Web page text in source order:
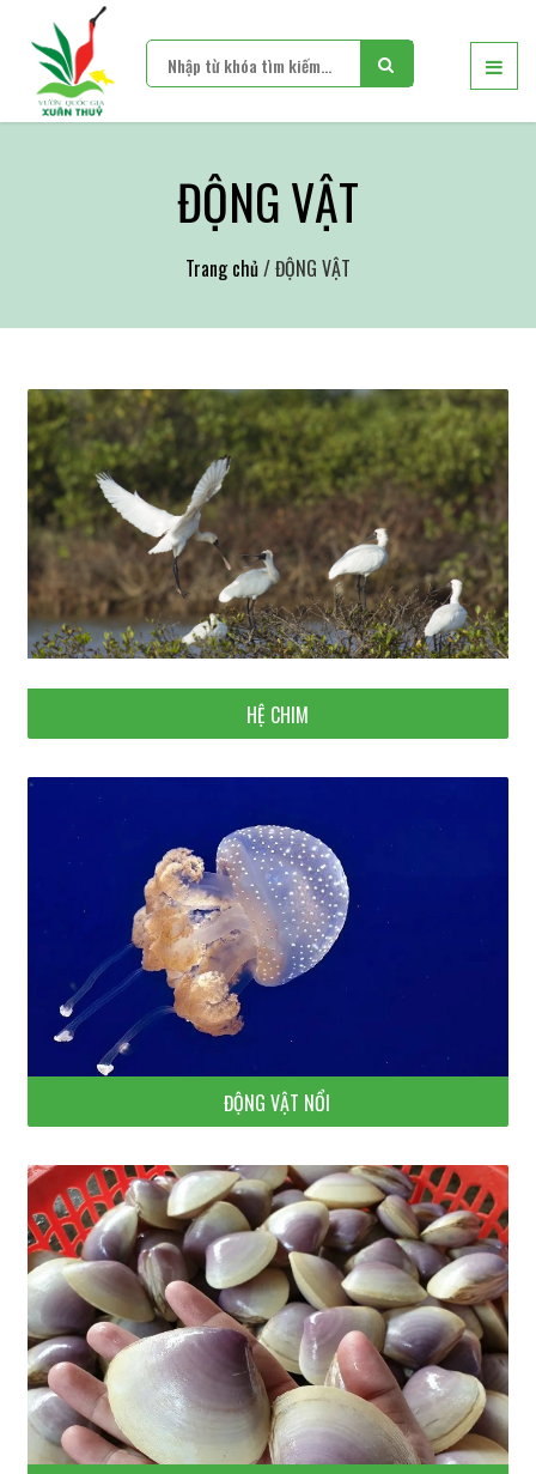
ĐỘNG VẬT
Trang chủ/ ĐỘNG VẬT
HỆ CHIM
ĐỘNG VẬT NỔI